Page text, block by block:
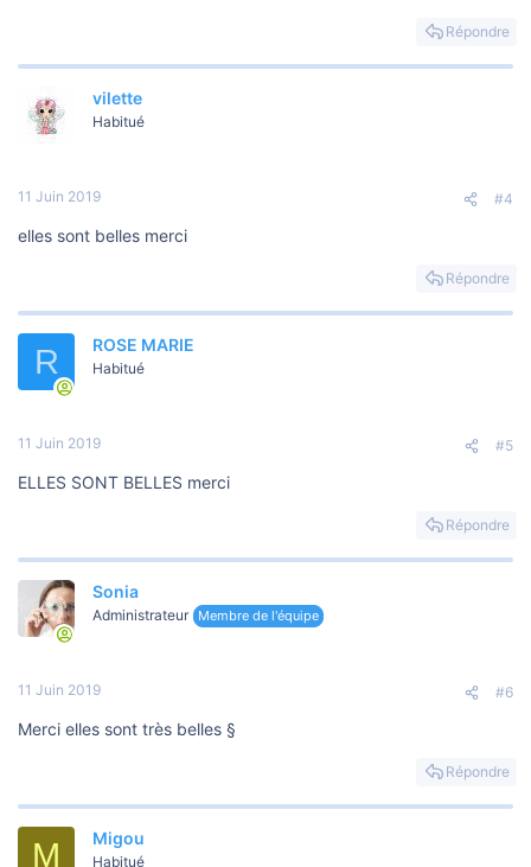
Répondre
vilette
Habitué
11 Juin 2019 #4
elles sont belles merci
Répondre
R ROSE MARIE
Habitué
11 Juin 2019 #5
ELLES SONT BELLES merci
Répondre
Sonia
Administrateur Membre de l'équipe
11 Juin 2019 #6
Merci elles sont très belles §
Répondre
M Migou
Habitué